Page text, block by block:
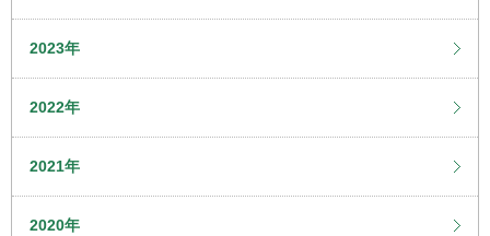
2023年
2022年
2021年
2020年